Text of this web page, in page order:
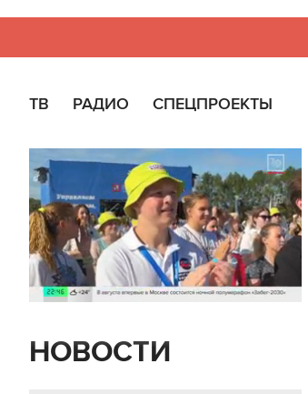
ТВ РАДИО СПЕЦПРОЕКТЫ
НОВОСТИ